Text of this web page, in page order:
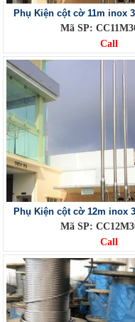
Phụ Kiện cột cờ 11m inox
Mã SP:
Call
Phụ Kiện cột cờ 12m inox
Mã SP:
Call